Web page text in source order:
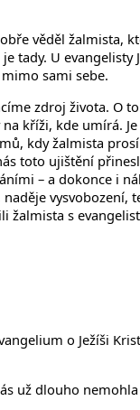
věděl žalmista,
tady. U
sami sebe.
zdroj života. O
kříži, kde umírá.
kdy žalmista
toto ujištění
– a dokonce i
vysvobození,
žalmista s
o Ježíši
už dlouho